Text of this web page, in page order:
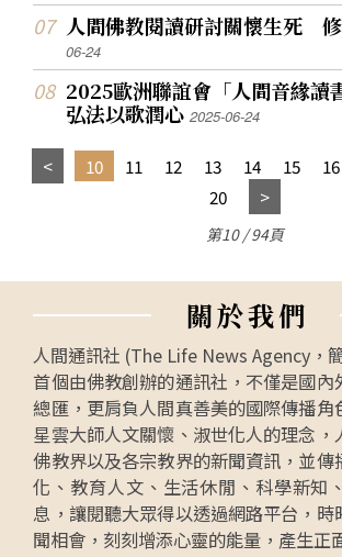
人間佛教閱讀研討關懷生死
06-24
2025歐洲聯誼會「人間音緣
弘法以歌潤心2025-06-24
10 11 12 13 14 15 16
20
第10 / 94頁
關於我們
人間通訊社 (The Life News Agency，
首個由佛教創辦的通訊社，不僅是國內
總匯，更肩負人間真善美的國際傳播角
星雲大師人文關懷、淑世化人的理念，
佛教界以及各宗教界的新聞資訊，並傳
化、教育人文、生活休閒、科學新知
息，讓閱聽大眾得以透過網路平台，時
聞相會，刻刻增添心靈的能量，產生正